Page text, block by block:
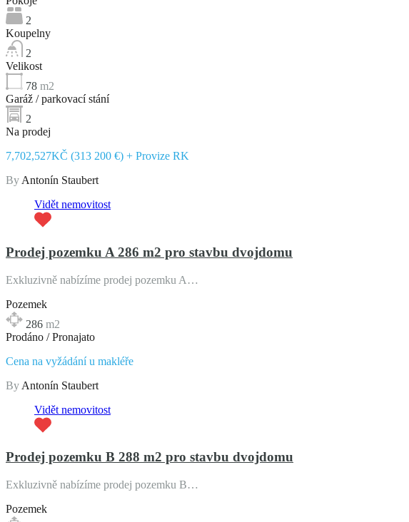
2
Koupelny
2
Velikost
78 m2
Garáž / parkovací stání
2
Na prodej
7,702,527KČ (313 200 €) + Provize RK
By Antonín Staubert
Vidět nemovitost
Prodej pozemku A 286 m2 pro stavbu dvojdomu
Exkluzivně nabízíme prodej pozemku A…
Pozemek
286 m2
Prodáno / Pronajato
Cena na vyžádání u makléře
By Antonín Staubert
Vidět nemovitost
Prodej pozemku B 288 m2 pro stavbu dvojdomu
Exkluzivně nabízíme prodej pozemku B…
Pozemek